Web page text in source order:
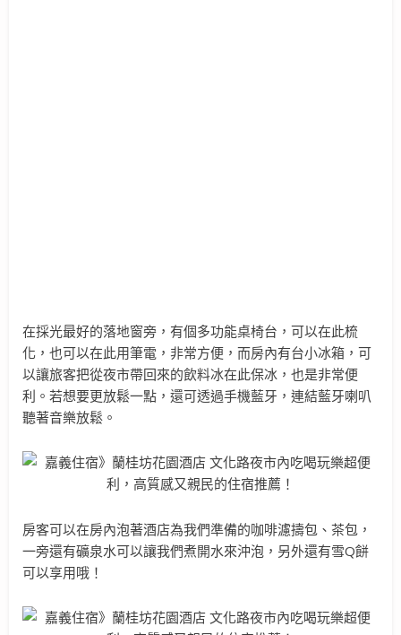
在採光最好的落地窗旁，有個多功能桌椅台，可以在此梳
化，也可以在此用筆電，非常方便，而房內有台小冰箱，可
以讓旅客把從夜市帶回來的飲料冰在此保冰，也是非常便
利。若想要更放鬆一點，還可透過手機藍牙，連結藍牙喇叭
聽著音樂放鬆。
房客可以在房內泡著酒店為我們準備的咖啡濾擣包、茶包，
一旁還有礦泉水可以讓我們煮開水來沖泡，另外還有雪Q餅
可以享用哦！